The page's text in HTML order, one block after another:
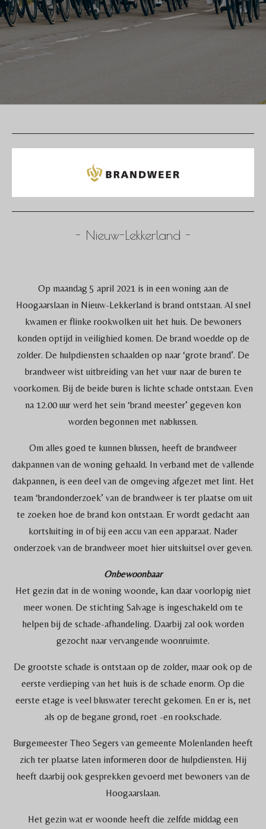
- Nieuw-Lekkerland -
Op maandag 5 april 2021 is in een woning aan de
Hoogaarslaan in Nieuw-Lekkerland is brand ontstaan. Al snel
kwamen er flinke rookwolken uit het huis. De bewoners
konden optijd in veilighied komen. De brand woedde op de
zolder. De hulpdiensten schaalden op naar ‘grote brand’. De
brandweer wist uitbreiding van het vuur naar de buren te
voorkomen. Bij de beide buren is lichte schade ontstaan. Even
na 12.00 uur werd het sein ‘brand meester’ gegeven kon
worden begonnen met nablussen.
Om alles goed te kunnen blussen, heeft de brandweer
dakpannen van de woning gehaald. In verband met de vallende
dakpannen, is een deel van de omgeving afgezet met lint. Het
team ‘brandonderzoek’ van de brandweer is ter plaatse om uit
te zoeken hoe de brand kon ontstaan. Er wordt gedacht aan
kortsluiting in of bij een accu van een apparaat. Nader
onderzoek van de brandweer moet hier uitsluitsel over geven.
Onbewoonbaar
Het gezin dat in de woning woonde, kan daar voorlopig niet
meer wonen. De stichting Salvage is ingeschakeld om te
helpen bij de schade-afhandeling. Daarbij zal ook worden
gezocht naar vervangende woonruimte.
De grootste schade is ontstaan op de zolder, maar ook op de
eerste verdieping van het huis is de schade enorm. Op die
eerste etage is veel bluswater terecht gekomen. En er is, net
als op de begane grond, roet -en rookschade.
Burgemeester Theo Segers van gemeente Molenlanden heeft
zich ter plaatse laten informeren door de hulpdiensten. Hij
heeft daarbij ook gesprekken gevoerd met bewoners van de
Hoogaarslaan.
Het gezin wat er woonde heeft die zelfde middag een